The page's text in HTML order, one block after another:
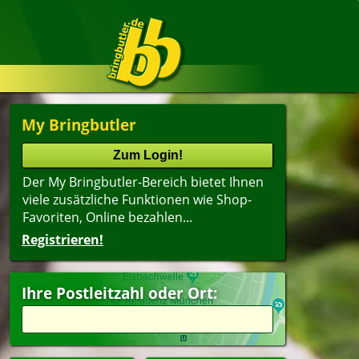
My Bringbutler
Der My Bringbutler-Bereich bietet Ihnen
viele zusätzliche Funktionen wie Shop-
Favoriten, Online bezahlen...
Registrieren!
Ihre Postleitzahl oder Ort:
Alter(ältester Shop zuerst)